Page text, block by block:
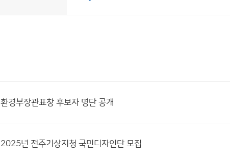
환경부장관표창 후보자 명단 공개
2025년 전주기상지청 국민디자인단 모집